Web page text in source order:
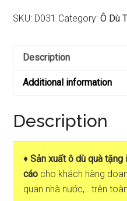
SKU: D031 Category:Ô Dù
Description
Additional information
Description
♦Sản xuất ô dù quà tặng
cáo cho khách hàng
quan nhà nước,.. trên